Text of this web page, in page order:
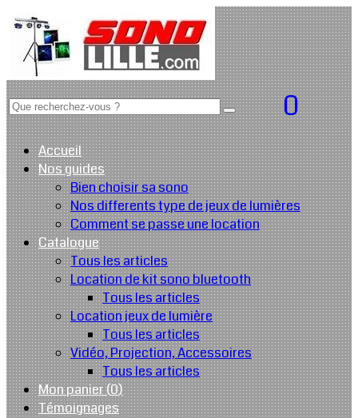
0
Accueil
Nos guides
Bien choisir sa sono
Nos differents type de jeux de lumières
Comment se passe une location
Catalogue
Tous les articles
Location de kit sono bluetooth
Tous les articles
Location jeux de lumière
Tous les articles
Vidéo, Projection, Accessoires
Tous les articles
Mon panier (0)
Témoignages